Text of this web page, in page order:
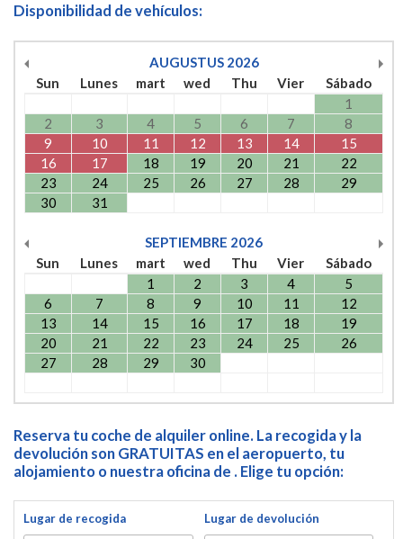
Disponibilidad de vehículos:
AUGUSTUS 2026
Sun
Lunes mart wed Thu Vier
Sábado
1
2
3 4 5 6 7
8
9
10 11 12 13 14
15
16
17 18 19 20 21
22
23
24 25 26 27 28
29
30
31
SEPTIEMBRE 2026
Sun
Lunes mart wed Thu Vier
Sábado
1
2 3 4
5
6
7 8 9 10 11
12
13
14 15 16 17 18
19
20
21 22 23 24 25
26
27
28 29 30
Reserva tu coche de alquiler online. La recogida y la
devolución son GRATUITAS en el aeropuerto, tu
alojamiento o nuestra oficina de . Elige tu opción:
Lugar de recogida Lugar de devolución